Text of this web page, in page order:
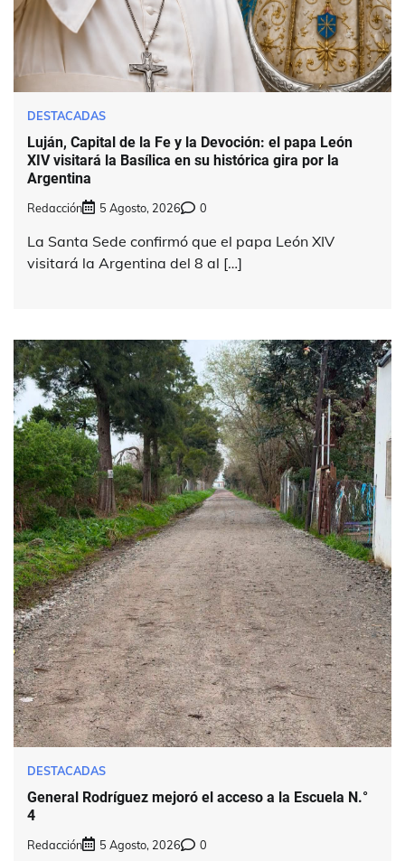
DESTACADAS
Luján, Capital de la Fe y la Devoción: el papa León
XIV visitará la Basílica en su histórica gira por la
Argentina
Redacción 5 Agosto, 2026 0
La Santa Sede confirmó que el papa León XIV
visitará la Argentina del 8 al […]
DESTACADAS
General Rodríguez mejoró el acceso a la Escuela N.°
4
Redacción 5 Agosto, 2026 0